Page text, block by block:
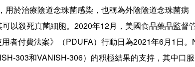
於治療陰道念珠菌感染，也稱為外陰陰道念珠菌病
以殺死真菌細胞。2020年12月，美國食品藥品監督
者付費法案》（PDUFA）行動日為2021年6月1日。
303和VANISH-306）的积極結果的支持，其中口服